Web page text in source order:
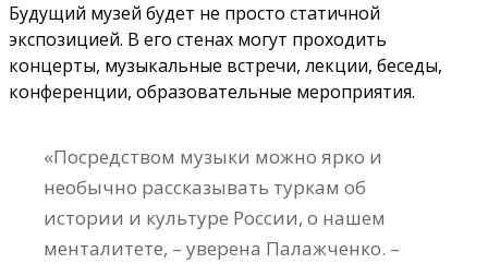
Будущий музей будет не просто статичной
экспозицией. В его стенах могут проходить
концерты, музыкальные встречи, лекции, беседы,
конференции, образовательные мероприятия.
«Посредством музыки можно ярко и
необычно рассказывать туркам об
истории и культуре России, о нашем
менталитете, – уверена Палажченко. –